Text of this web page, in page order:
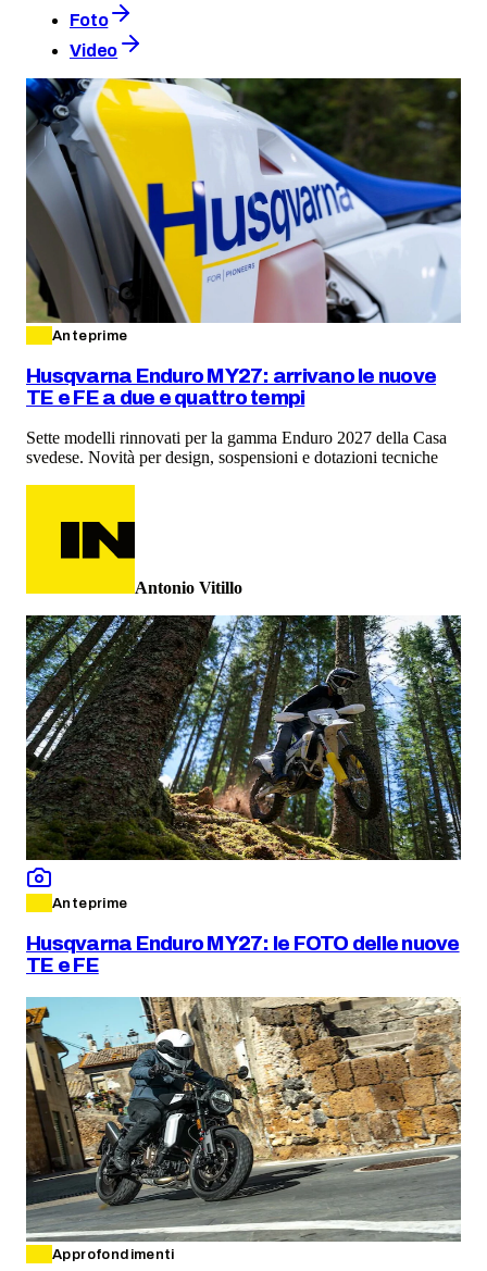
Foto
Video
Anteprime
Husqvarna Enduro MY27: arrivano le nuove
TE e FE a due e quattro tempi
Sette modelli rinnovati per la gamma Enduro 2027 della Casa
svedese. Novità per design, sospensioni e dotazioni tecniche
Antonio Vitillo
Anteprime
Husqvarna Enduro MY27: le FOTO delle nuove
TE e FE
Approfondimenti